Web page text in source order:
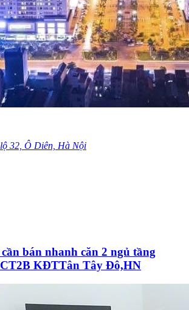
32, Ô Diên, Hà Nội
bán nhanh căn 2 ngủ tầng
KĐTTân Tây Đô,HN